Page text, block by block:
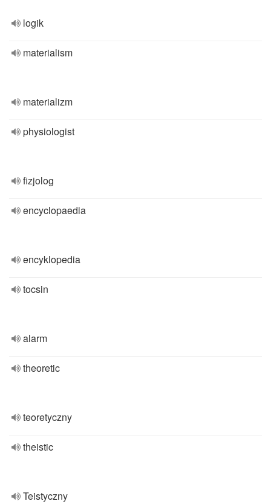
logik
materialism
materializm
physiologist
fizjolog
encyclopaedia
encyklopedia
tocsin
alarm
theoretic
teoretyczny
theistic
Teistyczny